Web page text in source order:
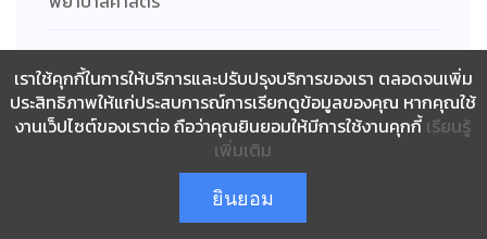
แพทยศาสตร์และการสาธารณสุข
เภสัชศาสตร์
เราใช้คุกกี้ในการให้บริการและปรับปรุงบริการของเรา ตลอดจนเพิ่ม
ประสิทธิภาพให้แก่ประสบการณ์การเรียกดูข้อมูลของคุณ หากคุณใช้
งานเว็ปไซต์ของเราต่อ ถือว่าคุณยินยอมให้มีการใช้งานคุกกี้เรียนรู้
เพิ่มเติม
ยินยอม